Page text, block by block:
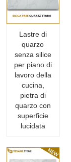
Lastre di
quarzo
senza silice
per piano di
lavoro della
cucina,
pietra di
quarzo con
superficie
lucidata